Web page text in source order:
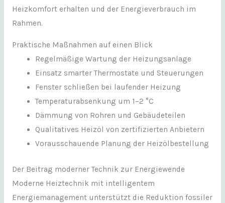
Heizkomfort erhalten und der Energieverbrauch im
Rahmen.
Praktische Maßnahmen auf einen Blick
Regelmäßige Wartung der Heizungsanlage
Einsatz smarter Thermostate und Steuerungen
Fenster schließen bei laufender Heizung
Temperaturabsenkung um 1–2 °C
Dämmung von Rohren und Gebäudeteilen
Qualitatives Heizöl von zertifizierten Anbietern
Vorausschauende Planung der Heizölbestellung
Der Beitrag moderner Technik zur Energiewende
Moderne Heiztechnik mit intelligentem
Energiemanagement unterstützt die Reduktion fossiler